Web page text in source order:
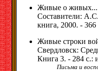
Живые о живых...
Составители:
книга, 2000. - 366
Живые строки
Свердловск:
Книга 3. - 284 с.:
Письма и